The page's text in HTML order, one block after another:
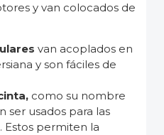
y van colocados de
van acoplados en
y son fáciles de
como su nombre
ser usados para las
Estos permiten la